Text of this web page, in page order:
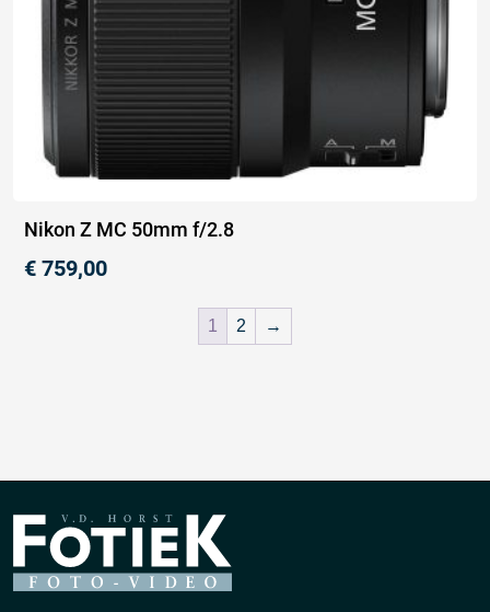
Nikon Z MC 50mm f/2.8
€ 759,00
1 2 →